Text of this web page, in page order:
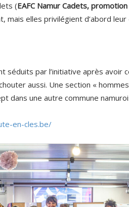
(EAFC Namur Cadets,
mais elles privilégient d’abord leur
séduits par l’initiative après avoir
aussi. Une section «
dans une autre commune
en-cles.be/